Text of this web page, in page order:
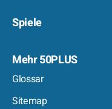
Spiele
Mehr 50PLUS
Glossar
Sitemap